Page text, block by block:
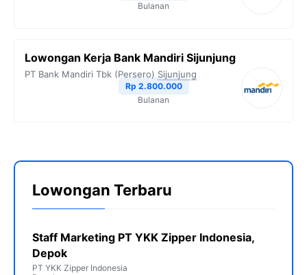
Bulanan
Lowongan Kerja Bank Mandiri Sijunjung
PT Bank Mandiri Tbk (Persero) Sijunjung
Rp 2.800.000
Bulanan
Lowongan Terbaru
Staff Marketing PT YKK Zipper Indonesia,
Depok
PT YKK Zipper Indonesia